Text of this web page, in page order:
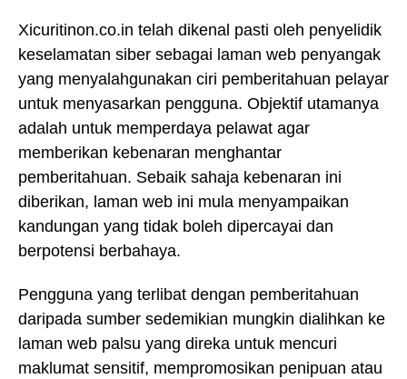
Xicuritinon.co.in telah dikenal pasti oleh penyelidik
keselamatan siber sebagai laman web penyangak
yang menyalahgunakan ciri pemberitahuan pelayar
untuk menyasarkan pengguna. Objektif utamanya
adalah untuk memperdaya pelawat agar
memberikan kebenaran menghantar
pemberitahuan. Sebaik sahaja kebenaran ini
diberikan, laman web ini mula menyampaikan
kandungan yang tidak boleh dipercayai dan
berpotensi berbahaya.
Pengguna yang terlibat dengan pemberitahuan
daripada sumber sedemikian mungkin dialihkan ke
laman web palsu yang direka untuk mencuri
maklumat sensitif, mempromosikan penipuan atau